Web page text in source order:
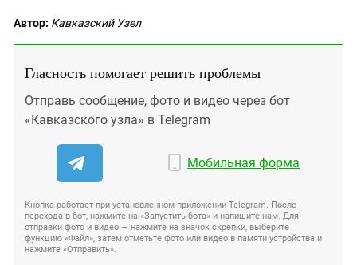
Автор: Кавказский Узел
Гласность помогает решить проблемы
Отправь сообщение, фото и видео через бот
«Кавказского узла» в Telegram
Мобильная форма
Кнопка работает при установленном приложении Telegram. После
перехода в бот, нажмите на «Запустить бота» и напишите нам. Для
отправки фото и видео — нажмите на значок скрепки, выберите
функцию «Файл», затем отметьте фото или видео в памяти устройства и
нажмите «Отправить».